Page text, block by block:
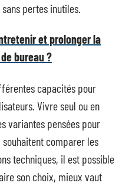
pertes inutiles.
et prolonger la
bureau ?
capacités pour
Vivre seul ou en
variantes pensées pour
comparer les
techniques, il est possible
son choix, mieux vaut